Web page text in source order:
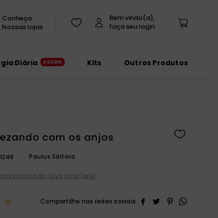
Conheça
Nossas lojas
Diária Kits Outros Produtos
com os anjos
Paulus Editora
Lúcio da Silva Lima (org)
☆